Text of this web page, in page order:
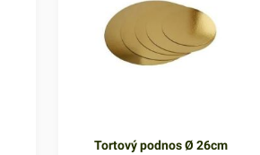
Tortový podnos Ø 26cm